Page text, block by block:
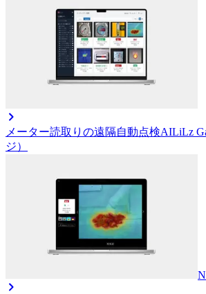
メーター読取りの遠隔自動点検AILiLz
ジ）